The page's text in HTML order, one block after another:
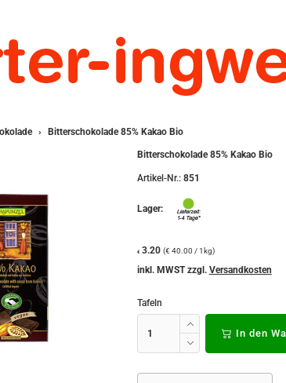
Bitterschokolade 85% Kakao Bio
Bitterschokolade 85% Kakao Bio
Artikel-Nr.: 851
Lager:
€ 3.20 (€ 40.00 / 1kg)
inkl. MWST zzgl. Versandkosten
Tafeln
In den